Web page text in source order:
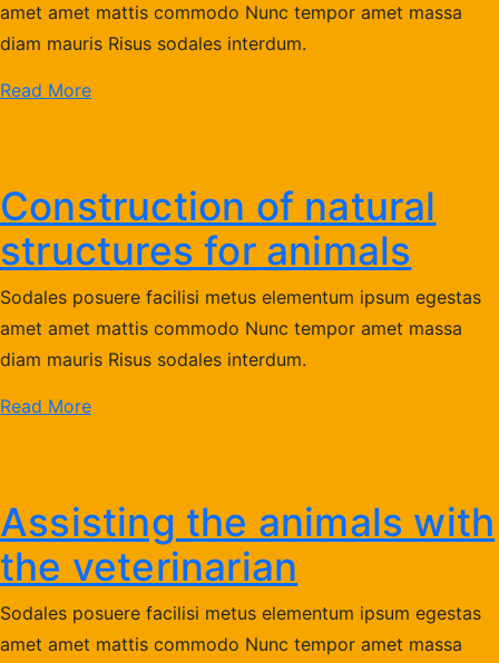
amet amet mattis commodo Nunc tempor amet massa
diam mauris Risus sodales interdum.
Read More
Construction of natural
structures for animals
Sodales posuere facilisi metus elementum ipsum egestas
amet amet mattis commodo Nunc tempor amet massa
diam mauris Risus sodales interdum.
Read More
Assisting the animals with
the veterinarian
Sodales posuere facilisi metus elementum ipsum egestas
amet amet mattis commodo Nunc tempor amet massa